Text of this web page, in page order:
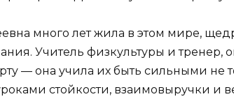
много лет жила в этом мире,
Учитель физкультуры и тренер,
— она учила их быть сильными не
стойкости, взаимовыручки и